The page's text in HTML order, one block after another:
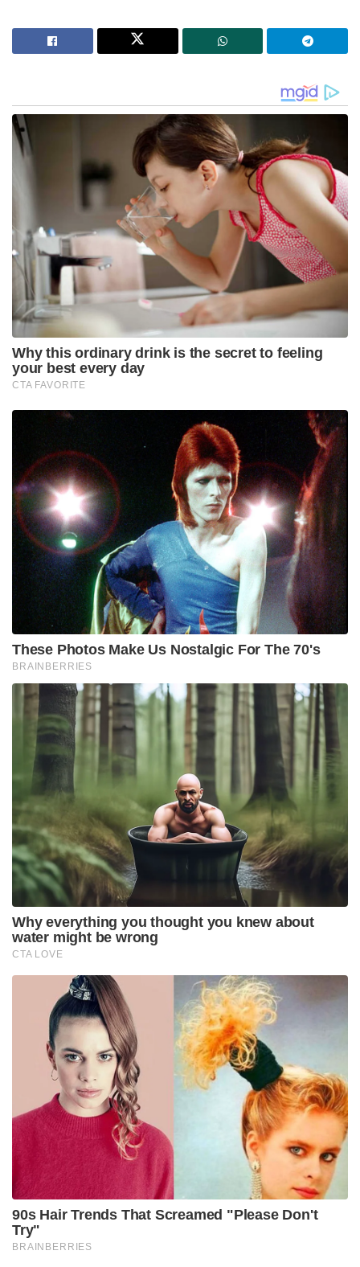
read also:
ചൈനയ്ക്കും പാകിസ്ഥാനും ശക്തമായ
താക്കീത്: ഇന്ത്യൻ സൈന്യം കൂടുതൽ
ഓപ്പറേഷനുകൾ
കൂടുതല്‍ ഭീകരര്‍ പ്രദേശത്ത് ഒളിവിലുണ്ടെന്ന
നിഗമനത്തില്‍ സേനയുടെ തെരച്ചില്‍
പുരോഗമിക്കുകയാണ്. ശ്രീനഗര്‍ പൊലീസ്, ബുദ്ഗാം
പൊലീസ്, കരസേനയിലെ 50 രാഷ്ട്രീയ റൈഫിള്‍സ്
എന്നിവരാണ് പങ്കെടുക്കുന്നത്. ഈയാഴ്ചയില്‍
നടക്കുന്ന രണ്ടാമത്തെ ഏറ്റുമുട്ടലാണിത്.
Tags: Sainikam indian army
Jaish-E-Mohammed
kashmir terrorist